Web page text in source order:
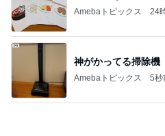
Amebaトピックス 24
神がかってる掃除機
Amebaトピックス 5秒